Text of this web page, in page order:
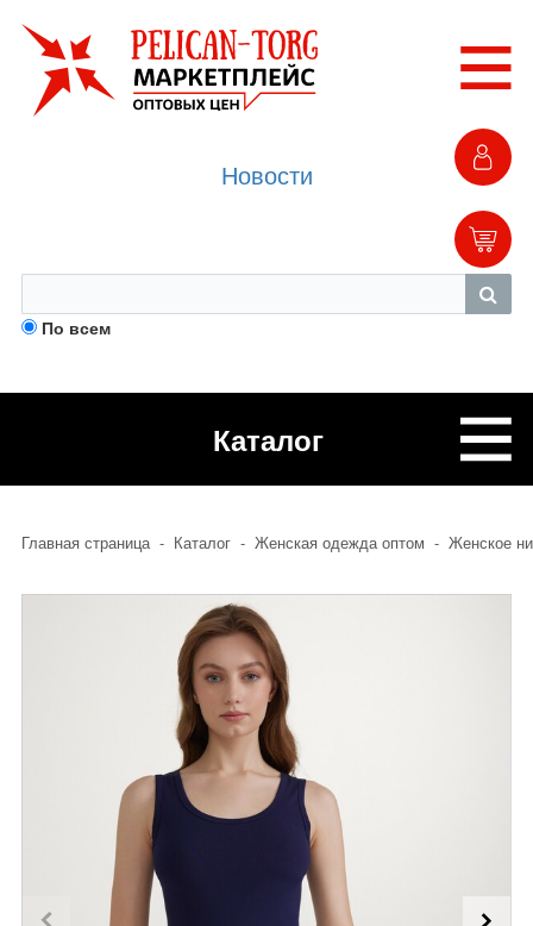
По всем
Новости
Каталог
Главная страница - Каталог - Женская одежда оптом - Женское